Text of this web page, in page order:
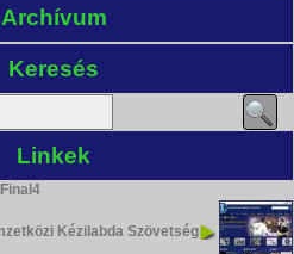
Archívum
Keresés
Linkek
Kézilabda Szövetség